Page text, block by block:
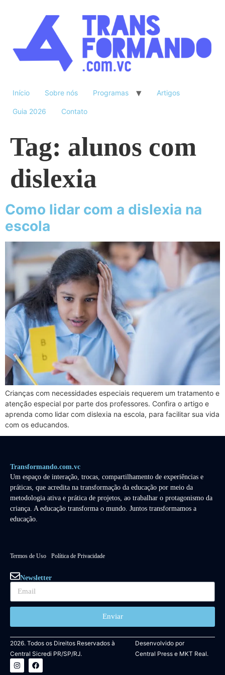
Início Sobre nós Programas Artigos
Guia 2026 Contato
Tag: alunos com
dislexia
Como lidar com a dislexia na
escola
Crianças com necessidades especiais requerem um tratamento e
atenção especial por parte dos professores. Confira o artigo e
aprenda como lidar com dislexia na escola, para facilitar sua vida
com os educandos.
Transformando.com.vc
Um espaço de interação, trocas, compartilhamento de experiências e
práticas, que acredita na transformação da educação por meio da
metodologia ativa e prática de projetos, ao trabalhar o protagonismo da
criança. A educação transforma o mundo. Juntos transformamos a
educação.
Termos de Uso Política de Privacidade
Newsletter
Enviar
2026. Todos os Direitos Reservados à
Central Sicredi PR/SP/RJ.
Desenvolvido por
Central Presse MKT Real.